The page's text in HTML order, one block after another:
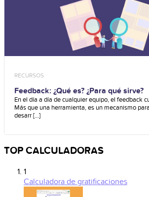
RECURSOS
Feedback: ¿Qué es? ¿Para qué sirve?
En el día a día de cualquier equipo, el feedback
Más que una herramienta, es un mecanismo
desarr [...]
TOP CALCULADORAS
1
Calculadora de gratificaciones